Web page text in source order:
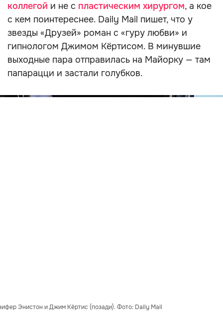
коллегой и не с пластическим хирургом, а кое
с кем поинтереснее. Daily Mail пишет, что у
звезды «Друзей» роман с «гуру любви» и
гипнологом Джимом Кёртисом. В минувшие
выходные пара отправилась на Майорку — там
папарацци и застали голубков.
Энистон и Джим Кёртис (позади). Фото: Daily Mail